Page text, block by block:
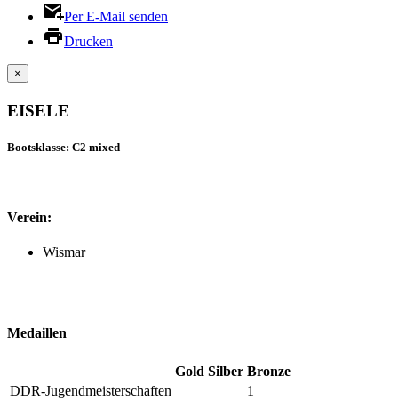
Per E-Mail senden
Drucken
×
EISELE
Bootsklasse: C2 mixed
Verein:
Wismar
Medaillen
Gold Silber Bronze
DDR-Jugendmeisterschaften
1